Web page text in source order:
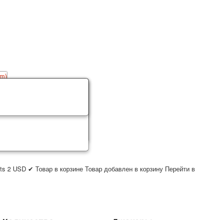
2 USD ✔ Товар в корзине Товар добавлен в корзину Перейти в